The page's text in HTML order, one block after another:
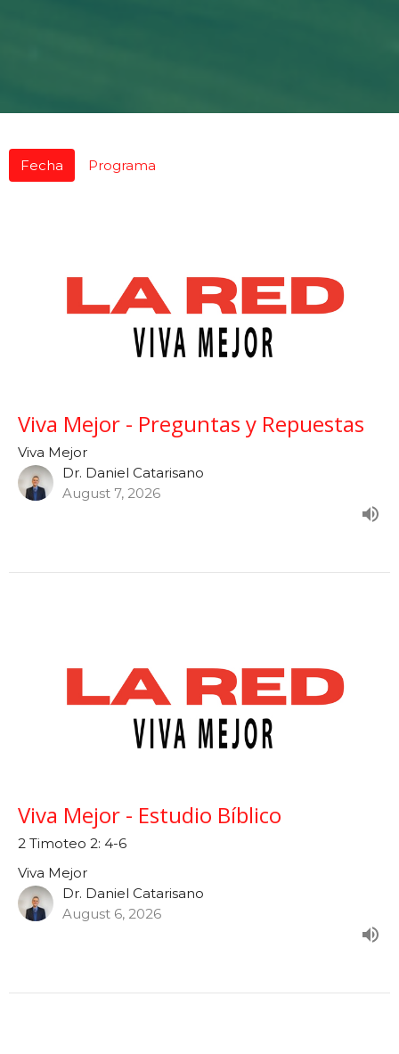
Fecha Programa
Viva Mejor - Preguntas y Repuestas
Viva Mejor
Dr. Daniel Catarisano
August 7, 2026
Viva Mejor - Estudio Bíblico
2 Timoteo 2: 4-6
Viva Mejor
Dr. Daniel Catarisano
August 6, 2026